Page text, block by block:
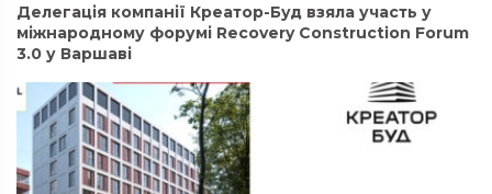
Делегація компанії Креатор-Буд взяла участь у
міжнародному форумі Recovery Construction Forum
3.0 у Варшаві